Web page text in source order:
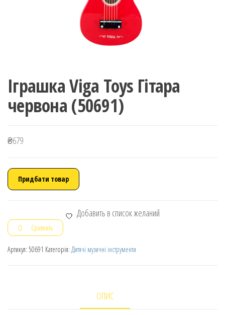
Іграшка Viga Toys Гітара
червона (50691)
₴679
Придбати товар
Добавить в список желаний
Сравнить
Артикул: 50691 Категорія: Дитячі музичні інструменти
ОПИС